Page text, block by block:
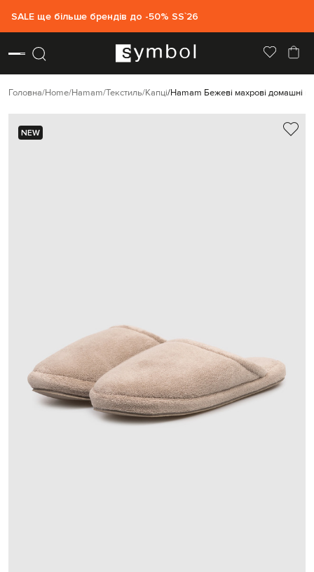
SALE ще більше брендів до -50% SS`26
Головна Home Hamam Текстиль Капці Hamam Бежеві махрові домашні
NEW